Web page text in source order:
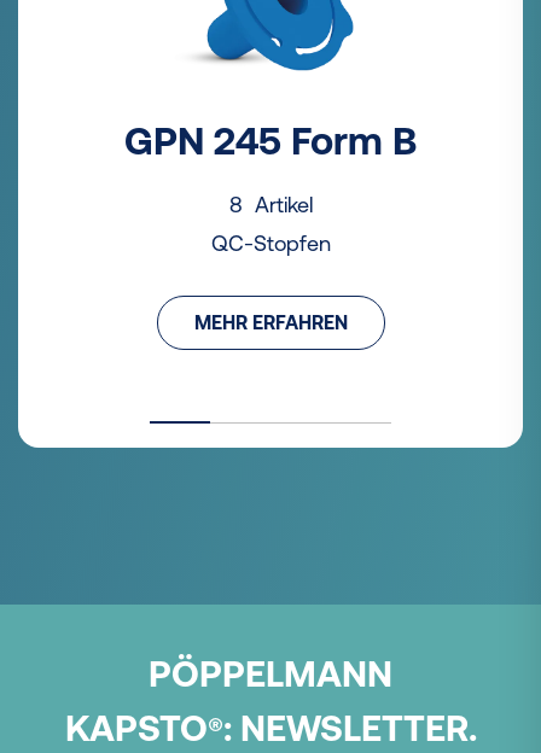
GPN 245 Form B
8 Artikel
QC-Stopfen
MEHR ERFAHREN
PÖPPELMANN
KAPSTO®: NEWSLETTER.